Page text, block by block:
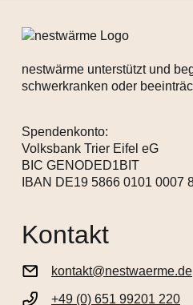
nestwärme unterstützt und
schwerkranken oder
Spendenkonto:
Volksbank Trier Eifel eG
BIC GENODED1BIT
IBAN DE19 5866 0101 0007
Kontakt
kontakt@nestwaerme.de
+49 (0) 651 99201 220